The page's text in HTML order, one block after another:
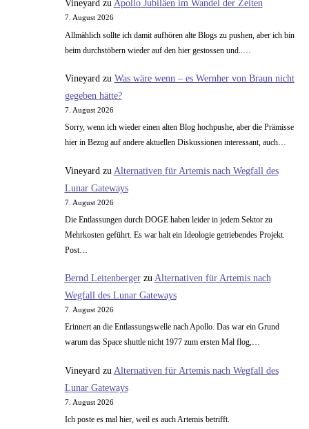
Vineyardzu Apollo Jubiläen im Wandel der Zeiten
7. August 2026
Allmählich sollte ich damit aufhören alte Blogs zu pushen, aber ich bin
beim durchstöbern wieder auf den hier gestossen und..…
Vineyard zu Was wäre wenn – es Wernher von Braun nicht
gegeben hätte?
7. August 2026
Sorry, wenn ich wieder einen alten Blog hochpushe, aber die Prämisse
hier in Bezug auf andere aktuellen Diskussionen interessant, auch…
Vineyard zu Alternativen für Artemis nach Wegfall des
Lunar Gateways
7. August 2026
Die Entlassungen durch DOGE haben leider in jedem Sektor zu
Mehrkosten geführt. Es war halt ein Ideologie getriebendes Projekt.
Post…
Bernd Leitenbergerzu Alternativen für Artemis nach
Wegfall des Lunar Gateways
7. August 2026
Erinnert an die Entlassungswelle nach Apollo. Das war ein Grund
warum das Space shuttle nicht 1977 zum ersten Mal flog,…
Vineyard zu Alternativen für Artemis nach Wegfall des
Lunar Gateways
7. August 2026
Ich poste es mal hier, weil es auch Artemis betrifft.